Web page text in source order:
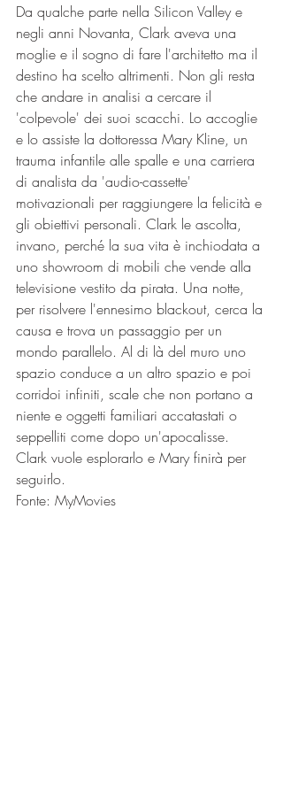
Da qualche parte nella Silicon Valley e
negli anni Novanta, Clark aveva una
moglie e il sogno di fare l'architetto ma il
destino ha scelto altrimenti. Non gli resta
che andare in analisi a cercare il
'colpevole' dei suoi scacchi. Lo accoglie
e lo assiste la dottoressa Mary Kline, un
trauma infantile alle spalle e una carriera
di analista da 'audio-cassette'
motivazionali per raggiungere la felicità e
gli obiettivi personali. Clark le ascolta,
invano, perché la sua vita è inchiodata a
uno showroom di mobili che vende alla
televisione vestito da pirata. Una notte,
per risolvere l'ennesimo blackout, cerca la
causa e trova un passaggio per un
mondo parallelo. Al di là del muro uno
spazio conduce a un altro spazio e poi
corridoi infiniti, scale che non portano a
niente e oggetti familiari accatastati o
seppelliti come dopo un'apocalisse.
Clark vuole esplorarlo e Mary finirà per
seguirlo.
Fonte: MyMovies